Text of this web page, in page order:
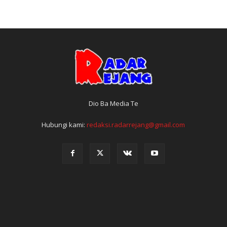
Dio Ba Media Te
Hubungi kami:redaksi.radarrejang@gmail.com